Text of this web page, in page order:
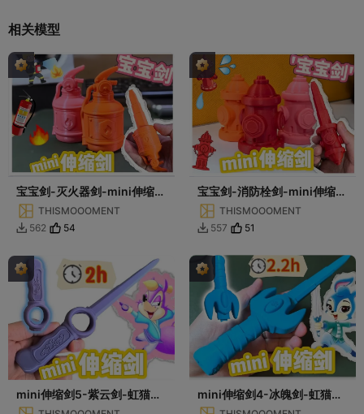
相关模型
宝宝剑-灭火器剑-mini伸缩
剑-番外6
THISMOOOMENT
 562 54
宝宝剑-消防栓剑-mini伸缩
剑-番外3
THISMOOOMENT
 557 51
mini伸缩剑5-紫云剑-虹猫蓝
兔系列
mini伸缩剑4-冰魄剑-虹猫蓝
兔系列